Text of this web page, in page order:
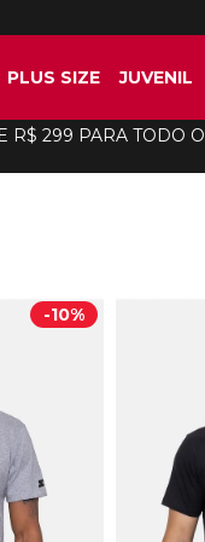
PLUS SIZE JUVENIL
R$ 299 PARA TODO O
-10%